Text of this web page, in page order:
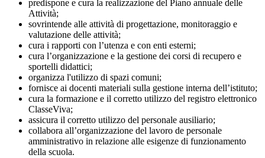
predispone e cura la realizzazione del Piano annuale delle
Attività;
sovrintende alle attività di progettazione, monitoraggio e
valutazione delle attività;
cura i rapporti con l’utenza e con enti esterni;
cura l’organizzazione e la gestione dei corsi di recupero e
sportelli didattici;
organizza l'utilizzo di spazi comuni;
fornisce ai docenti materiali sulla gestione interna dell’istituto;
cura la formazione e il corretto utilizzo del registro elettronico
ClasseViva;
assicura il corretto utilizzo del personale ausiliario;
collabora all’organizzazione del lavoro de personale
amministrativo in relazione alle esigenze di funzionamento
della scuola.